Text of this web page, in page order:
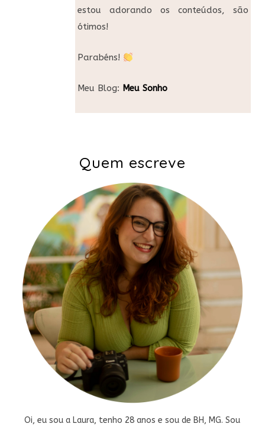
estou adorando os conteúdos, são
ótimos!
Parabéns!
Meu Blog: Meu Sonho
Quem escreve
Oi, eu sou a Laura, tenho 28 anos e sou de BH, MG. Sou